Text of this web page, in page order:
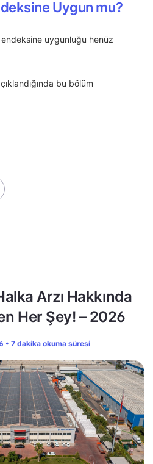
Uygun mu?
endeksine uygunluğu henüz
bu bölüm
Arzı Hakkında
Her Şey! – 2026
• 7 dakika okuma süresi